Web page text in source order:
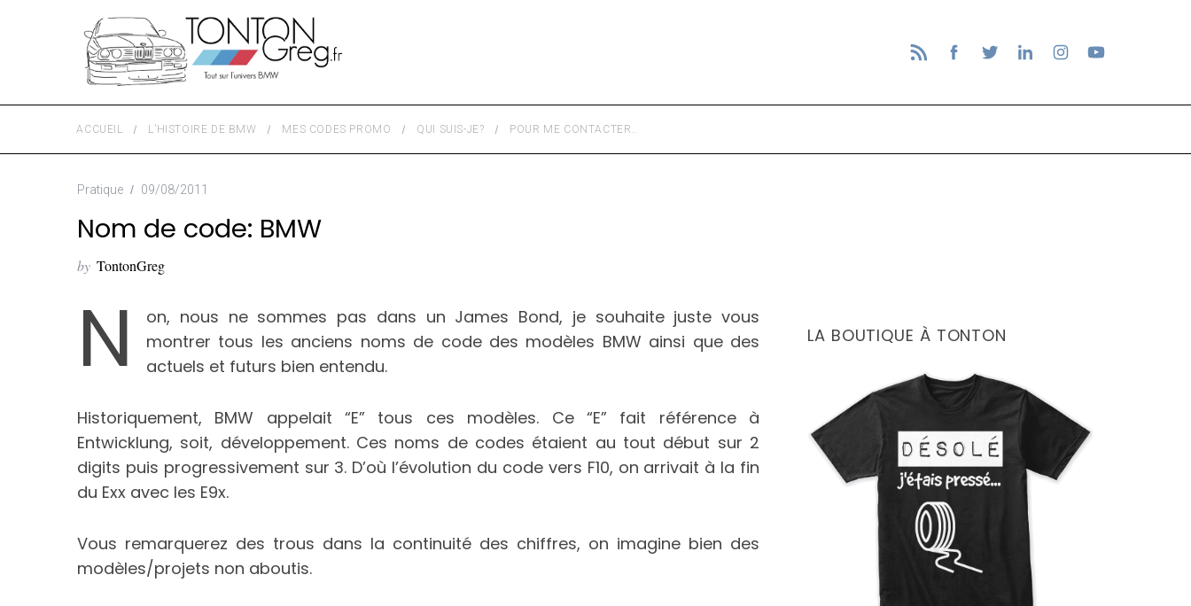
ACCUEIL L’HISTOIRE DE BMW MES CODES PROMO QUI SUIS-JE? POUR ME CONTACTER…
Pratique 09/08/2011
Nom de code: BMW
by TontonGreg
N
on, nous ne sommes pas dans un James Bond, je souhaite juste vous
montrer tous les anciens noms de code des modèles BMW ainsi que des
actuels et futurs bien entendu.
Historiquement, BMW appelait “E” tous ces modèles. Ce “E” fait référence à
Entwicklung, soit, développement. Ces noms de codes étaient au tout début sur 2
digits puis progressivement sur 3. D’où l’évolution du code vers F10, on arrivait à la fin
du Exx avec les E9x.
Vous remarquerez des trous dans la continuité des chiffres, on imagine bien des
modèles/projets non aboutis.
LA BOUTIQUE À TONTON